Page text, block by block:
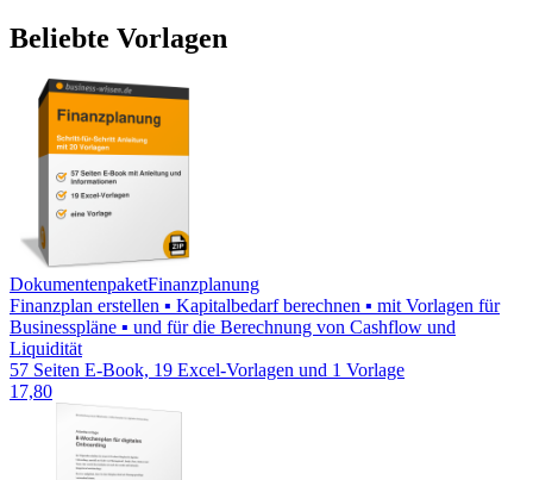
Beliebte Vorlagen
DokumentenpaketFinanzplanung
Finanzplan erstellen ▪ Kapitalbedarf berechnen ▪ mit Vorlagen für
Businesspläne ▪ und für die Berechnung von Cashflow und
Liquidität
57 Seiten E-Book, 19 Excel-Vorlagen und 1 Vorlage
17,80